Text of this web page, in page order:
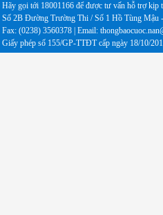
Hãy gọi tới 18001166 để được tư vấn hỗ trợ
Số 2B Đường Trường Thi / Số 1 Hồ Tùng Mậu
Fax: (0238) 3560378 | Email:
Giấy phép số 155/GP-TTĐT cấp ngày 18/10/